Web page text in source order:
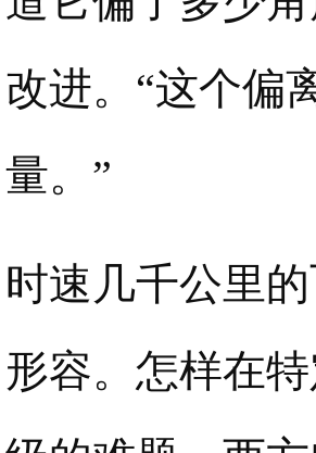
改进。“这个偏
量。”
时速几千公里
形容。怎样在